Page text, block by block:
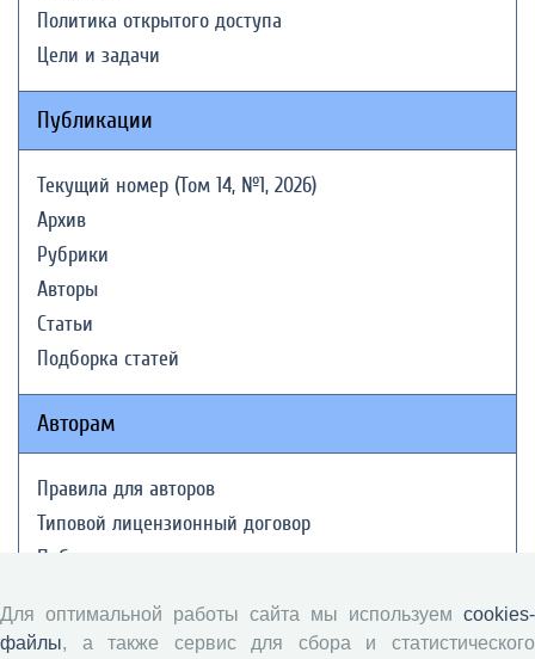
Политика открытого доступа
Цели и задачи
Публикации
Текущий номер (Том 14, №1, 2026)
Архив
Рубрики
Авторы
Статьи
Подборка статей
Авторам
Правила для авторов
Типовой лицензионный договор
Публикационная этика
Авторские права
Для оптимальной работы сайта мы используем cookies-
файлы, а также сервис для сбора и статистического